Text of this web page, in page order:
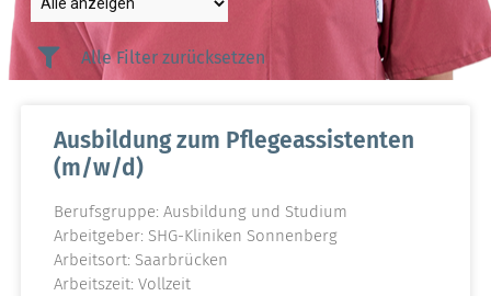
Alle Filter zurücksetzen
Ausbildung zum Pflegeassistenten
(m/w/d)
Berufsgruppe: Ausbildung und Studium
Arbeitgeber: SHG-Kliniken Sonnenberg
Arbeitsort: Saarbrücken
Arbeitszeit: Vollzeit